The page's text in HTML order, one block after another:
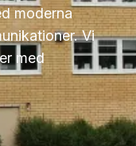
moderna
Vi
med